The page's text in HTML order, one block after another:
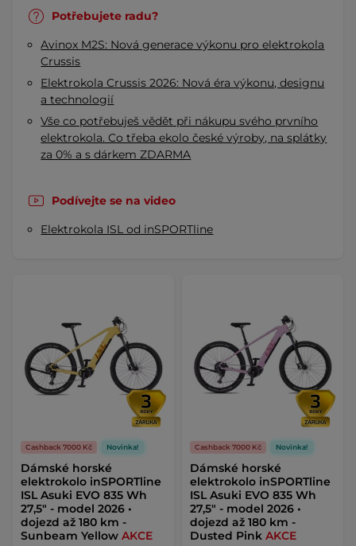
Potřebujete radu?
Avinox M2S: Nová generace výkonu pro elektrokola
Crussis
Elektrokola Crussis 2026: Nová éra výkonu, designu
a technologií
Vše co potřebuješ vědět při nákupu svého prvního
elektrokola. Co třeba ekolo české výroby, na splátky
za 0% a s dárkem ZDARMA
Podívejte se na video
Elektrokola ISL od inSPORTline
Cashback 7000 Kč Novinka!
Dámské horské
elektrokolo inSPORTline
ISL Asuki EVO 835 Wh
27,5" - model 2026 •
dojezd až 180 km -
Sunbeam Yellow AKCE
Cashback 7000 Kč Novinka!
Dámské horské
elektrokolo inSPORTline
ISL Asuki EVO 835 Wh
27,5" - model 2026 •
dojezd až 180 km -
Dusted Pink AKCE